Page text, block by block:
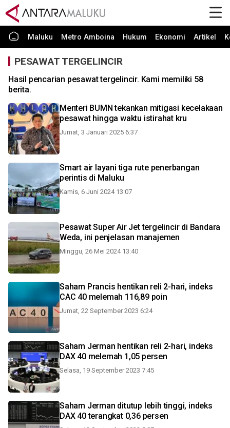
Maluku Metro Amboina Hukum Ekonomi Artikel
PESAWAT TERGELINCIR
Hasil pencarian pesawat tergelincir. Kami memiliki 58
berita.
Menteri BUMN tekankan mitigasi kecelakaan
pesawat hingga waktu istirahat kru
Jumat, 3 Januari 2025 6:37
Smart air layani tiga rute penerbangan
perintis di Maluku
Kamis, 6 Juni 2024 13:07
Pesawat Super Air Jet tergelincir di Bandara
Weda, ini penjelasan manajemen
Minggu, 26 Mei 2024 13:40
Saham Prancis hentikan reli 2-hari, indeks
CAC 40 melemah 116,89 poin
Jumat, 22 September 2023 6:24
Saham Jerman hentikan reli 2-hari, indeks
DAX 40 melemah 1,05 persen
Selasa, 19 September 2023 7:45
Saham Jerman ditutup lebih tinggi, indeks
DAX 40 terangkat 0,36 persen